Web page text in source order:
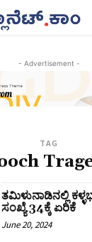
- Advertisement -
TAG
ತಮಿಳುನಾಡಿನಲ್ಲಿ
ಸಂಖ್ಯೆ 34ಕ್ಕೆ ಏರಿಕೆ
June 20, 2024